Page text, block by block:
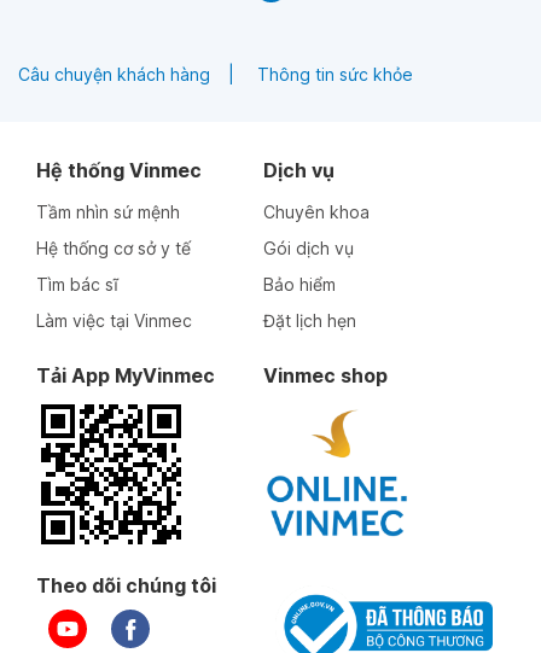
Câu chuyện khách hàng Thông tin sức khỏe
Hệ thống Vinmec
Tầm nhìn sứ mệnh
Hệ thống cơ sở y tế
Tìm bác sĩ
Làm việc tại Vinmec
Dịch vụ
Chuyên khoa
Gói dịch vụ
Bảo hiểm
Đặt lịch hẹn
Tải App MyVinmec Vinmec shop
Theo dõi chúng tôi